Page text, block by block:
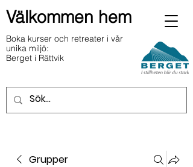
Välkommen hem
Boka kurser och retreater i vår
unika miljö:
Berget i Rättvik
Grupper